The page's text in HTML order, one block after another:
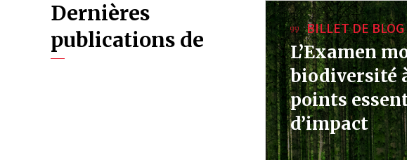
Dernières
publications de
BILLET DE BLOG
L’Examen
biodiversité
points
d’impact